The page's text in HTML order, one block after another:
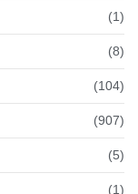
(1)
(8)
(104)
(907)
(5)
(1)